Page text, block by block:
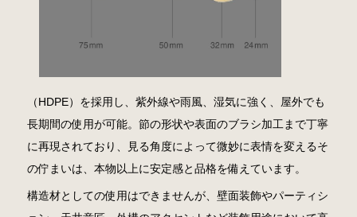
（HDPE）を採用し、紫外線や雨風、湿気に強く、屋外でも
長期間の使用が可能。節の形状や表面のブラシ加工まで丁寧
に再現されており、見る角度によって微妙に表情を変えるそ
の佇まいは、本物以上に安定感と品格を備えています。
構造材としての使用はできませんが、壁面装飾やパーティシ